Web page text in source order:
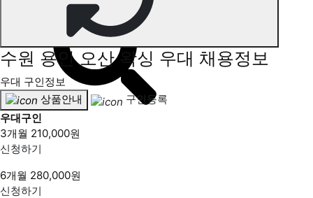
수원 용인 오산 왁싱 우대 채용정보
우대 구인정보
상품안내
구인등록
우대구인
3개월 210,000원
신청하기
6개월 280,000원
신청하기